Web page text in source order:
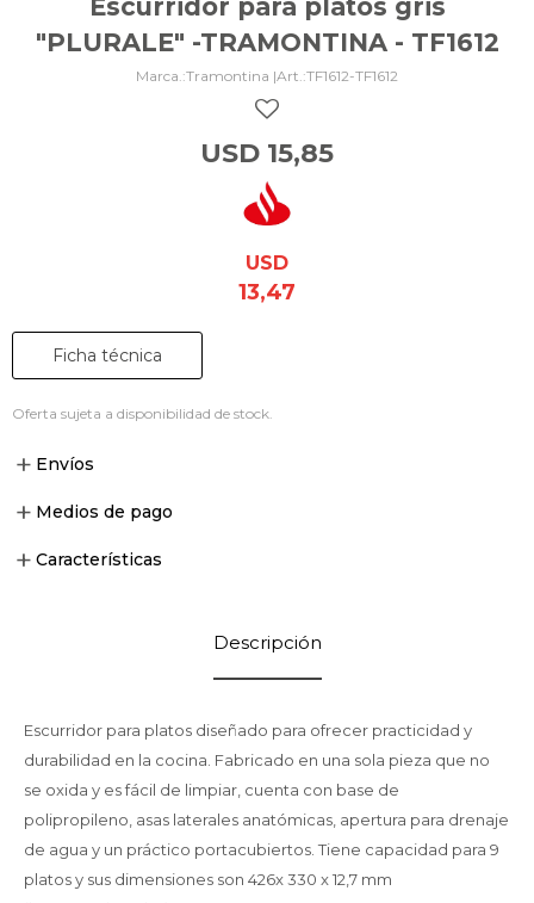
Escurridor para platos gris
"PLURALE" -TRAMONTINA - TF1612
Tramontina | TF1612-TF1612
USD 15,85
USD
13,47
Ficha técnica
Oferta sujeta a disponibilidad de stock.
Envíos
Medios de pago
Características
Descripción
Escurridor para platos diseñado para ofrecer practicidad y
durabilidad en la cocina. Fabricado en una sola pieza que no
se oxida y es fácil de limpiar, cuenta con base de
polipropileno, asas laterales anatómicas, apertura para drenaje
de agua y un práctico portacubiertos. Tiene capacidad para 9
platos y sus dimensiones son 426x 330 x 12,7 mm